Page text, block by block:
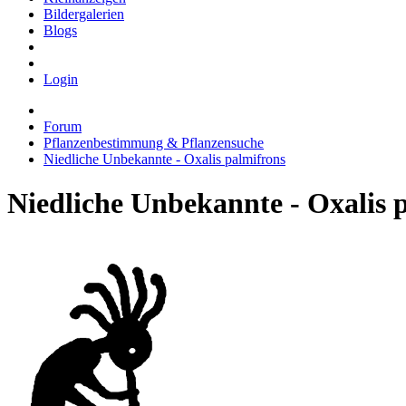
Bildergalerien
Blogs
Login
Forum
Pflanzenbestimmung & Pflanzensuche
Niedliche Unbekannte - Oxalis palmifrons
Niedliche Unbekannte - Oxalis